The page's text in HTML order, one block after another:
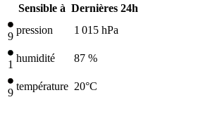
Sensible à Dernières 24h
9
pression 1 015 hPa
1
humidité 87 %
9
température 20°C